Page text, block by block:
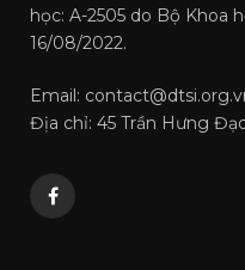
học: A-2505 do Bộ Khoa
16/08/2022.
Email:
Địa chỉ: 45 Trần Hưng
Facebook